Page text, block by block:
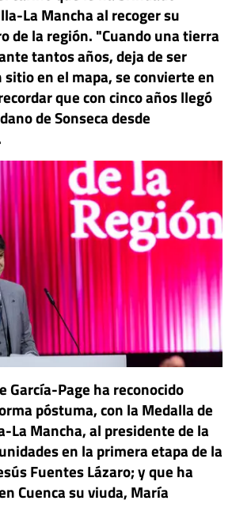
La Mancha al recoger su
de la región. "Cuando una tierra
tantos años, deja de ser
en el mapa, se convierte en
que con cinco años llegó
de Sonseca desde
García-Page ha reconocido
póstuma, con la Medalla de
La Mancha, al presidente de la
en la primera etapa de la
Fuentes Lázaro; y que ha
Cuenca su viuda, María